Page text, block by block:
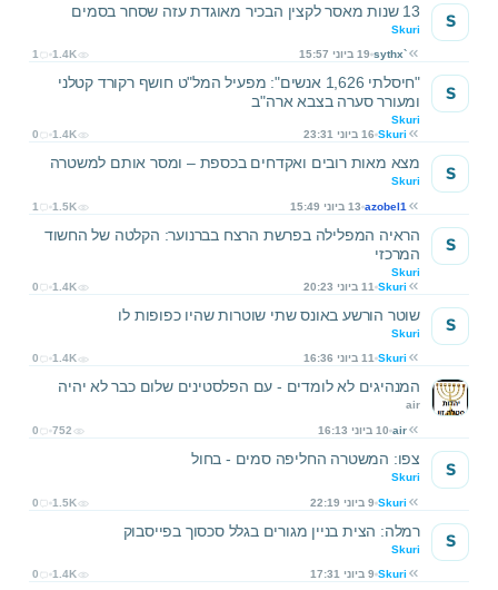
13 שנות מאסר לקצין הבכיר מאוגדת עזה שסחר בסמים
Skuri
sythx` 19 ביוני 15:57 1 1.4K
S
"חיסלתי 1,626 אנשים": מפעיל המל"ט חושף רקורד קטלני
ומעורר סערה בצבא ארה"ב
Skuri
Skuri 16 ביוני 23:31 0 1.4K
S
מצא מאות רובים ואקדחים בכספת – ומסר אותם למשטרה
Skuri
azobel1 13 ביוני 15:49 1 1.5K
S
הראיה המפלילה בפרשת הרצח בברנוער: הקלטה של החשוד
המרכזי
Skuri
Skuri 11 ביוני 20:23 0 1.4K
S
שוטר הורשע באונס שתי שוטרות שהיו כפופות לו
Skuri
Skuri 11 ביוני 16:36 0 1.4K
S
המנהיגים לא לומדים - עם הפלסטינים שלום כבר לא יהיה
air
air 10 ביוני 16:13 0 752
צפו: המשטרה החליפה סמים - בחול
Skuri
Skuri 9 ביוני 22:19 0 1.5K
S
רמלה: הצית בניין מגורים בגלל סכסוך בפייסבוק
Skuri
Skuri 9 ביוני 17:31 0 1.4K
S